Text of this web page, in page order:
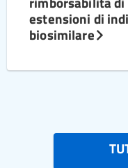
estensioni di
biosimilare